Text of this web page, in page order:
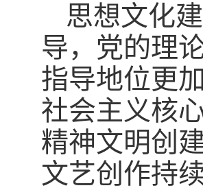
思想文化
导，党的理
指导地位更
社会主义核
精神文明创
文艺创作持